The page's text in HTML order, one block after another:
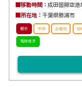
■移動時間： 成田国際空港
■所在地：千葉県勝浦市
朝市 平日 土曜日 日
海鮮焼き